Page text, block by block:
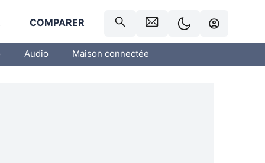
COMPARER
Audio Maison connectée